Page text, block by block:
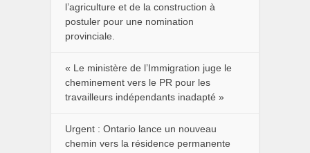
l’agriculture et de la construction à
postuler pour une nomination
provinciale.
« Le ministère de l’Immigration juge le
cheminement vers le PR pour les
travailleurs indépendants inadapté »
Urgent : Ontario lance un nouveau
chemin vers la résidence permanente